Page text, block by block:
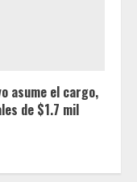
asume el cargo,
de $1.7 mil